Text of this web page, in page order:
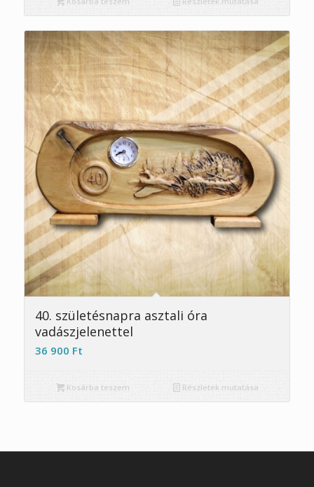
40. születésnapra asztali óra
vadászjelenettel
36 900 Ft
Kosárba teszem Részletek mutatása